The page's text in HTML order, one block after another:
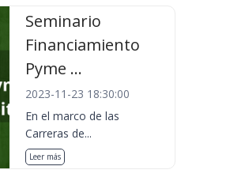
Seminario
Financiamiento
Pyme ...
2023-11-23 18:30:00
En el marco de las
Carreras de...
Leer más